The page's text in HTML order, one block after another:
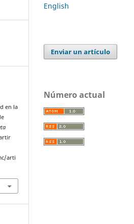
en la
arti
English
Enviar un artículo
Número actual